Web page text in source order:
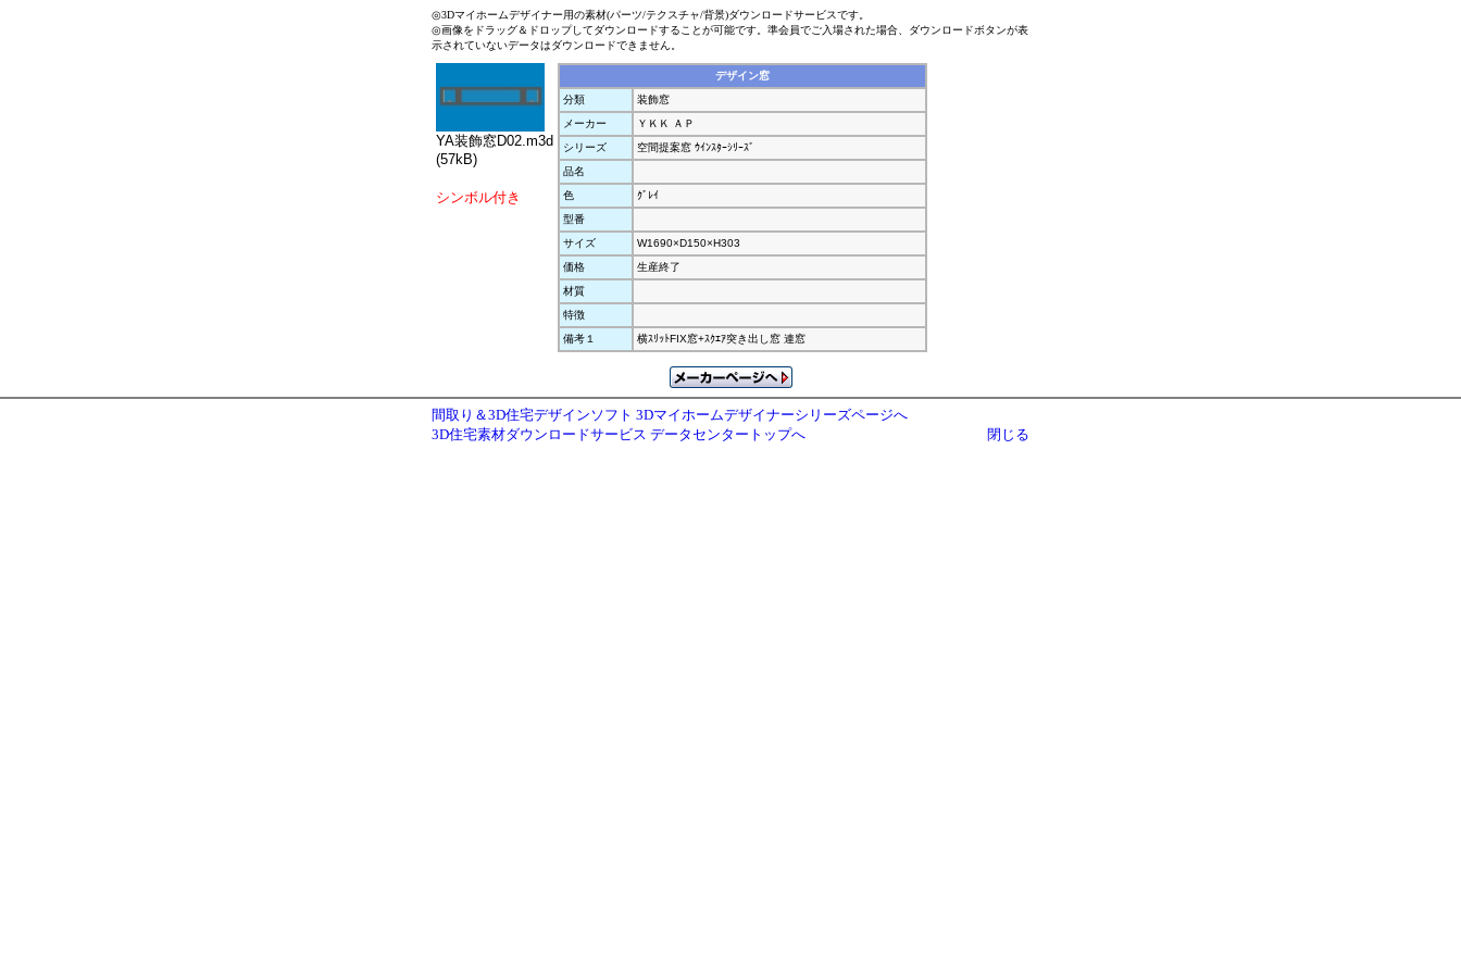
◎3Dマイホームデザイナー用の素材(パーツ/テクスチャ/背景)ダウンロードサービスです。
◎画像をドラッグ＆ドロップしてダウンロードすることが可能です。準会員でご入場された場合、ダウンロードボタンが表
示されていないデータはダウンロードできません。
YA装飾窓D02.m3d
(57kB)
シンボル付き
デザイン窓
分類
装飾窓
メーカー
ＹＫＫ ＡＰ
シリーズ
空間提案窓 ｳｲﾝｽﾀｰｼﾘｰｽﾞ
品名
色
ｸﾞﾚｲ
型番
サイズ
W1690×D150×H303
価格
生産終了
材質
特徴
備考１
横ｽﾘｯﾄFIX窓+ｽｸｴｱ突き出し窓 連窓
間取り＆3D住宅デザインソフト 3Dマイホームデザイナーシリーズページへ
3D住宅素材ダウンロードサービス データセンタートップへ
閉じる